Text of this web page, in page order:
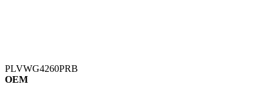
PLVWG4260PRB
OEM